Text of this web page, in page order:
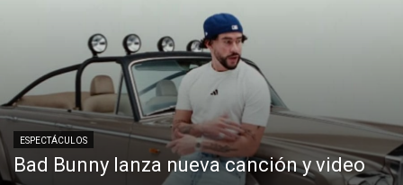
ESPECTÁCULOS
Bad Bunny lanza nueva canción y video